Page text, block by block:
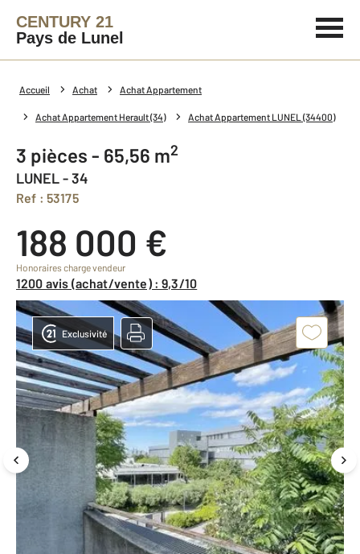
CENTURY 21
Pays de Lunel
Accueil Achat Achat Appartement
Achat Appartement Herault (34) Achat Appartement LUNEL (34400)
3 pièces - 65,56 m2
LUNEL - 34
Ref : 53175
188 000 €
Honoraires charge vendeur
1200 avis (achat/vente) : 9,3/10
Exclusivité